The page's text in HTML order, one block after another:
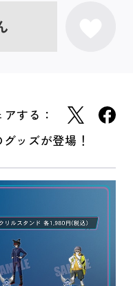
アする：
ッズが登場！